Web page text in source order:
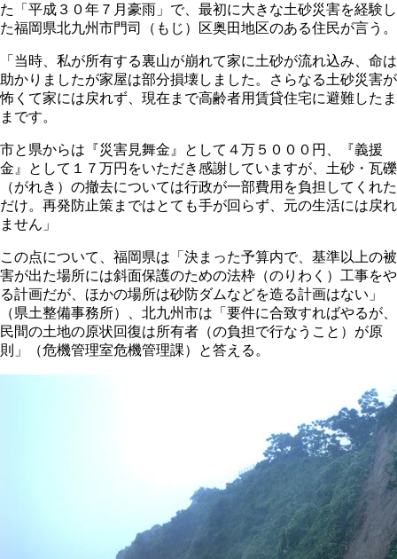
た「平成３０年７月豪雨」で、最初に大きな土砂災害を経験し
た福岡県北九州市門司（もじ）区奥田地区のある住民が言う。
「当時、私が所有する裏山が崩れて家に土砂が流れ込み、命は
助かりましたが家屋は部分損壊しました。さらなる土砂災害が
怖くて家には戻れず、現在まで高齢者用賃貸住宅に避難したま
まです。
市と県からは『災害見舞金』として４万５０００円、『義援
金』として１７万円をいただき感謝していますが、土砂・瓦礫
（がれき）の撤去については行政が一部費用を負担してくれた
だけ。再発防止策まではとても手が回らず、元の生活には戻れ
ません」
この点について、福岡県は「決まった予算内で、基準以上の被
害が出た場所には斜面保護のための法枠（のりわく）工事をや
る計画だが、ほかの場所は砂防ダムなどを造る計画はない」
（県土整備事務所）、北九州市は「要件に合致すればやるが、
民間の土地の原状回復は所有者（の負担で行なうこと）が原
則」（危機管理室危機管理課）と答える。